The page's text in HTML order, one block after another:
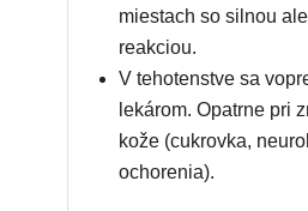
miestach so silnou
reakciou.
V tehotenstve sa
lekárom. Opatrne pri
kože (cukrovka,
ochorenia).